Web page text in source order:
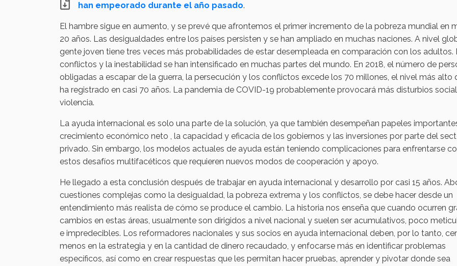
han empeorado durante el año pasado.
El hambre sigue en aumento, y se prevé que afrontemos el primer incremento de la pobreza mundial en
20 años. Las desigualdades entre los países persisten y se han ampliado en muchas naciones. A nivel
gente joven tiene tres veces más probabilidades de estar desempleada en comparación con los adultos.
conflictos y la inestabilidad se han intensificado en muchas partes del mundo. En 2018, el número de
obligadas a escapar de la guerra, la persecución y los conflictos excede los 70 millones, el nivel más alto
ha registrado en casi 70 años. La pandemia de COVID-19 probablemente provocará más disturbios
violencia.
La ayuda internacional es solo una parte de la solución, ya que también desempeñan papeles
crecimiento económico neto , la capacidad y eficacia de los gobiernos y las inversiones por parte del
privado. Sin embargo, los modelos actuales de ayuda están teniendo complicaciones para enfrentarse
estos desafíos multifacéticos que requieren nuevos modos de cooperación y apoyo.
He llegado a esta conclusión después de trabajar en ayuda internacional y desarrollo por casi 15 años.
cuestiones complejas como la desigualdad, la pobreza extrema y los conflictos, se debe hacer desde un
entendimiento más realista de cómo se produce el cambio. La historia nos enseña que cuando ocurren
cambios en estas áreas, usualmente son dirigidos a nivel nacional y suelen ser acumulativos, poco
e impredecibles. Los reformadores nacionales y sus socios en ayuda internacional deben, por lo tanto,
menos en la estrategia y en la cantidad de dinero recaudado, y enfocarse más en identificar problemas
específicos, así como en crear respuestas que les permitan hacer pruebas, aprender y pivotar donde sea